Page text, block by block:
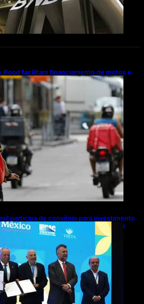
iFood facilitam financiamento de motos e
elétricas para entregadores
participa de convênio para investimento
milhões em exportações de cachaça